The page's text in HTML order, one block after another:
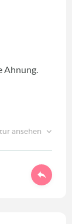
Ahnung.
ansehen